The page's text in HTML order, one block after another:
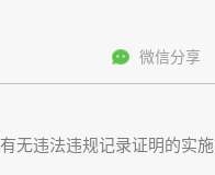
微信分享
无违法违规记录证明的实